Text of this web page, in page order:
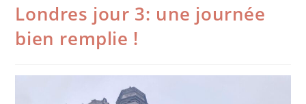
Londres jour 3: une journée
bien remplie !